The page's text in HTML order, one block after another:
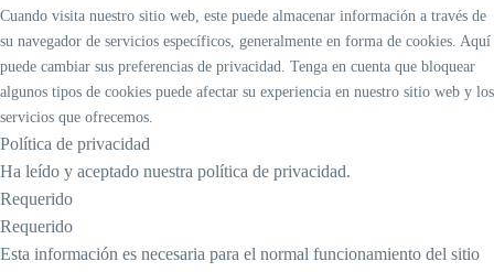
Cuando visita nuestro sitio web, este puede almacenar información a través de
su navegador de servicios específicos, generalmente en forma de cookies. Aquí
puede cambiar sus preferencias de privacidad. Tenga en cuenta que bloquear
algunos tipos de cookies puede afectar su experiencia en nuestro sitio web y los
servicios que ofrecemos.
Política de privacidad
Ha leído y aceptado nuestra política de privacidad.
Requerido
Requerido
Esta información es necesaria para el normal funcionamiento del sitio